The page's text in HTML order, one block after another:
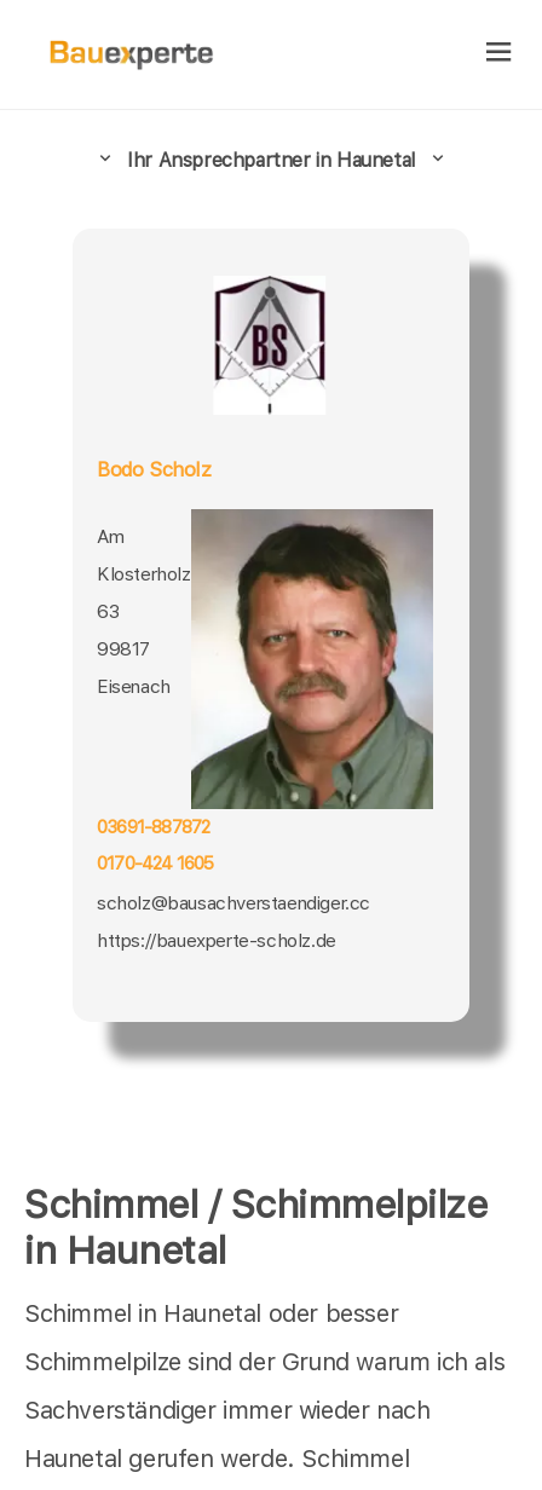
Schimmel / Schimmelpilze
in Haunetal
Schimmel in Haunetal oder besser
Schimmelpilze sind der Grund warum ich als
Sachverständiger immer wieder nach
Haunetal gerufen werde. Schimmel
Ihr Ansprechpartner in Haunetal
Bodo Scholz
Am
Klosterholz
63
99817
Eisenach
03691-887872
0170-424 1605
scholz@bausachverstaendiger.cc
https://bauexperte-scholz.de